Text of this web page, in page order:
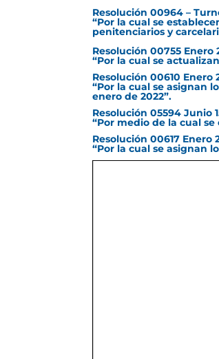
Resolución 00964 –
“Por la cual se
penitenciarios y
Resolución 00755 Enero
“Por la cual se
Resolución 00610 Enero
“Por la cual se asignan
enero de 2022”.
Resolución 05594 Junio
“Por medio de la cual
Resolución 00617 Enero
“Por la cual se asignan